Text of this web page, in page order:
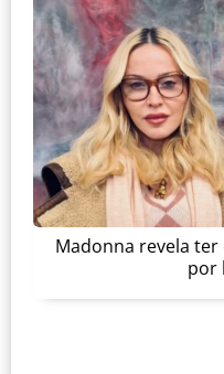
Madonna revela
por